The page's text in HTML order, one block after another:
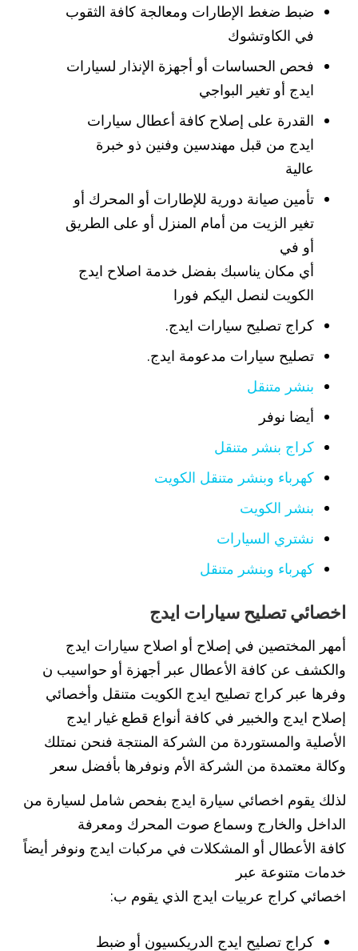
ضبط ضغط الإطارات ومعالجة كافة الثقوب
في الكاوتشوك
فحص الحساسات أو أجهزة الإنذار لسيارات
ايدج أو تغير البواجي
القدرة على إصلاح كافة أعطال سيارات
ايدج من قبل مهندسين وفنين ذو خبرة
عالية
تأمين صيانة دورية للإطارات أو المحرك أو
تغير الزيت من أمام المنزل أو على الطريق
أو في
أي مكان يناسبك بفضل خدمة اصلاح ايدج
الكويت لنصل اليكم فورا
كراج تصليح سيارات ايدج.
تصليح سيارات مدعومة ايدج.
بنشر متنقل
أيضا نوفر
كراج بنشر متنقل
كهرباء وبنشر متنقل الكويت
بنشر الكويت
نشتري السيارات
كهرباء وبنشر متنقل
اخصائي تصليح سيارات ايدج
أمهر المختصين في إصلاح أو اصلاح سيارات ايدج
والكشف عن كافة الأعطال عبر أجهزة أو حواسيب ن
وفرها عبر كراج تصليح ايدج الكويت متنقل وأخصائي
إصلاح ايدج والخبير في كافة أنواع قطع غيار ايدج
الأصلية والمستوردة من الشركة المنتجة فنحن نمتلك
وكالة معتمدة من الشركة الأم ونوفرها بأفضل سعر
لذلك يقوم اخصائي سيارة ايدج بفحص شامل لسيارة من
الداخل والخارج وسماع صوت المحرك ومعرفة
كافة الأعطال أو المشكلات في مركبات ايدج ونوفر أيضاً
خدمات متنوعة عبر
اخصائي كراج عربيات ايدج الذي يقوم ب:
كراج تصليح ايدج الدريكسيون أو ضبط